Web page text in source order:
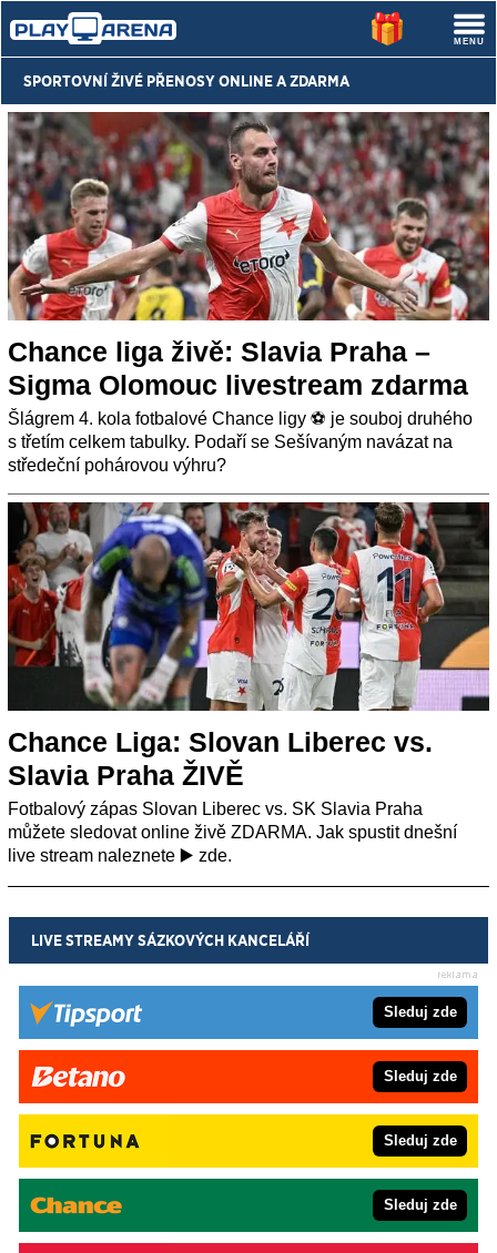
SPORTOVNÍ ŽIVÉ PŘENOSYONLINE A ZDARMA
Chance liga živě: Slavia Praha –
Sigma Olomouc livestream zdarma
Šlágrem 4. kola fotbalové Chance ligy ⚽️ je souboj druhého
s třetím celkem tabulky. Podaří se Sešívaným navázat na
středeční pohárovou výhru?
Chance Liga: Slovan Liberec vs.
Slavia Praha ŽIVĚ
Fotbalový zápas Slovan Liberec vs. SK Slavia Praha
můžete sledovat online živě ZDARMA. Jak spustit dnešní
live stream naleznete ▶️ zde.
LIVE STREAMY SÁZKOVÝCH KANCELÁŘÍ
Sleduj zde
Sleduj zde
Sleduj zde
Sleduj zde